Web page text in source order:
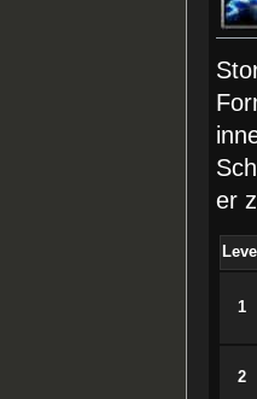
er
Level
1
2